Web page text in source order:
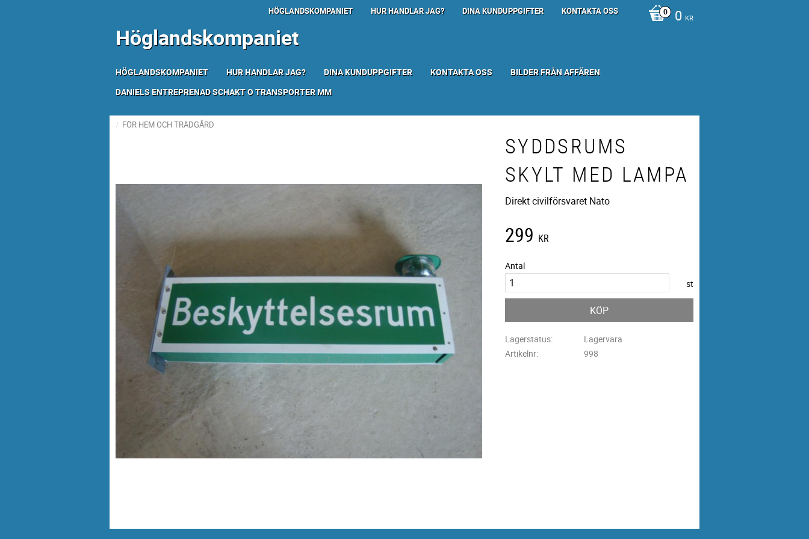
0 KR
HÖGLANDSKOMPANIET HUR HANDLAR JAG? DINA KUNDUPPGIFTER KONTAKTA OSS
Höglandskompaniet
HÖGLANDSKOMPANIET HUR HANDLAR JAG? DINA KUNDUPPGIFTER KONTAKTA OSS
BILDER FRÅN AFFÄREN
DANIELS ENTREPRENAD SCHAKT O TRANSPORTER MM
FÖR HEM OCH TRÄDGÅRD
SYDDSRUMS
SKYLT MED LAMPA
Direkt civilförsvaret Nato
299 KR
Antal
st
KÖP
Lagerstatus
Lagervara
Artikelnr
998